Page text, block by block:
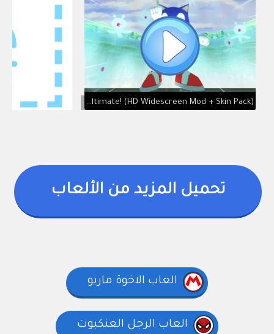
Sonic Colors DS Ultimate! (HD Widescreen Mod + Skin Pack)
تحميل المزيد من الألعاب
العاب الاخوة ماريو
العاب الرجل العنكبوت